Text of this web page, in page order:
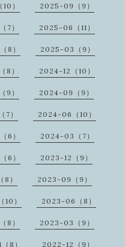
） 2025-09（9）
7） 2025-06（11）
8） 2025-03（9）
8） 2024-12（10）
9） 2024-09（9）
） 2024-06（10）
6） 2024-03（7）
6） 2023-12（9）
） 2023-09（9）
） 2023-06（8）
8） 2023-03（9）
8） 2022-12（9）